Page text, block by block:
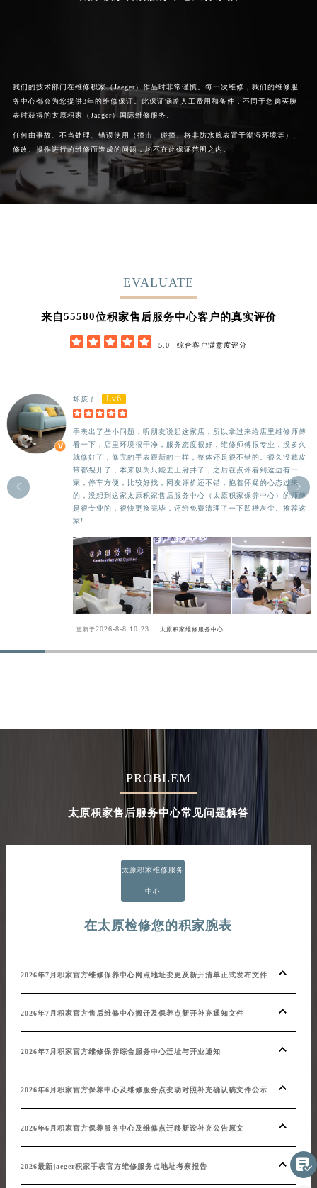
我们的技术部门在维修积家（Jaeger）作品时非常谨慎。每一次维修，我们的维修服
务中心都会为您提供3年的维修保证。此保证涵盖人工费用和备件，不同于您购买腕
表时获得的太原积家（Jaeger）国际维修服务。
任何由事故、不当处理、错误使用（撞击、碰撞、将非防水腕表置于潮湿环境等）、
修改、操作进行的维修而造成的问题，均不在此保证范围之内。
EVALUATE
来自62852位积家售后服务中心客户的真实评价
     5.0 综合客户满意度评分
坏孩子 Lv6
    
手表出了些小问题，听朋友说起这家店，所以拿过来给店里维修师傅
看一下，店里环境很干净，服务态度很好，维修师傅很专业，没多久
就修好了，修完的手表跟新的一样，整体还是很不错的。很久没戴皮
带都裂开了，本来以为只能去王府井了，之后在点评看到这边有一
家，停车方便，比较好找，网友评价还不错，抱着怀疑的心态过来
的，没想到这家太原积家售后服务中心（太原积家保养中心）的师傅
是很专业的，很快更换完毕，还给免费清理了一下凹槽灰尘。推荐这
家!
更新于2026-8-8 10:23 太原积家维修服务中心


PROBLEM
太原积家售后服务中心常见问题解答
太原积家维修服务
中心
在太原检修您的积家腕表
2026年7月积家官方维修保养中心网点地址变更及新开清单正式发布文件
2026年7月积家官方售后维修中心搬迁及保养点新开补充通知文件
2026年7月积家官方维修保养综合服务中心迁址与开业通知
2026年6月积家官方保养中心及维修服务点变动对照补充确认稿文件公示
2026年6月积家官方保养服务中心及维修点迁移新设补充公告原文
2026最新jaeger积家手表官方维修服务点地址考察报告
